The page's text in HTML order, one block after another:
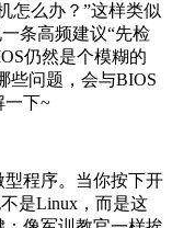
怎么办？”这样类似
条高频建议“先检
仍然是个模糊的
些问题，会与BIOS
一下~
程序。当你按下开
是Linux，而是这